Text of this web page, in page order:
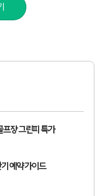
장 그린피 특가
예약 가이드